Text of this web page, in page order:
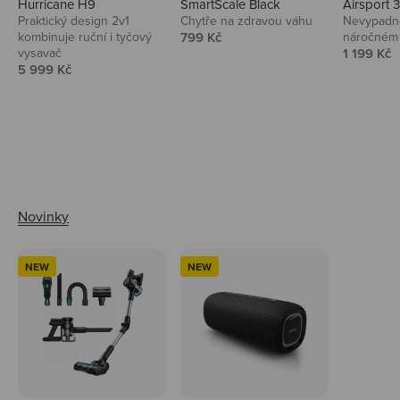
Hurricane H9
Praktický design 2v1
kombinuje ruční i tyčový
vysavač
Prodejní cena
5 999 Kč
SmartScale Black
Chytře na zdravou váhu
Prodejní cena
799 Kč
Airsport
Prodejní
1 199 Kč
NEW NEW